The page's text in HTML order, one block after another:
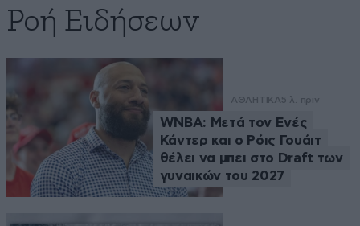
Ροή Ειδήσεων
ΑΘΛΗΤΙΚΑ5 λ. πριν
WNBA: Μετά τον Ενές
Κάντερ και ο Ρόις Γουάιτ
θέλει να μπει στο Draft των
γυναικών του 2027